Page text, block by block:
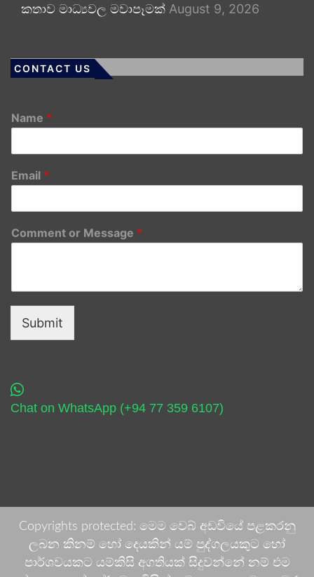
කතාව මාධ්‍යවල මවාපෑමක් August 9, 2026
CONTACT US
Name *
Email *
Comment or Message *
Submit
Chat on WhatsApp (+94 77 359 6107)
Copyrights protected: මෙම වෙබ් අඩවියේ පළකරනු
ලබන කිනම් හෝ දෙයකින් යම් පුද්ගලයකුට හෝ
පාර්ශවයකට යම්කිසි අගතියක් සිදුවන්නේ නම් එම